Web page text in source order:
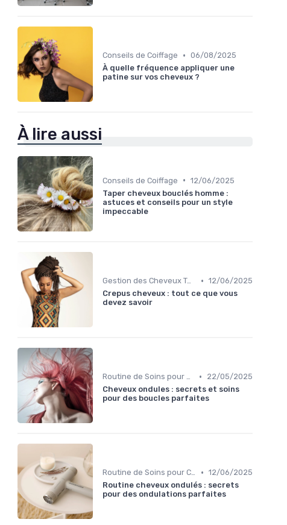
Conseils de Coiffage • 06/08/2025
À quelle fréquence appliquer une
patine sur vos cheveux ?
À lire aussi
Conseils de Coiffage • 12/06/2025
Taper cheveux bouclés homme :
astuces et conseils pour un style
impeccable
Gestion des Cheveux Texturés au Quotidien • 12/06/2025
Crepus cheveux : tout ce que vous
devez savoir
Routine de Soins pour Cheveux Bouclés •
22/05/2025
Cheveux ondules : secrets et soins
pour des boucles parfaites
Routine de Soins pour Cheveux Bouclés • 12/06/2025
Routine cheveux ondulés : secrets
pour des ondulations parfaites